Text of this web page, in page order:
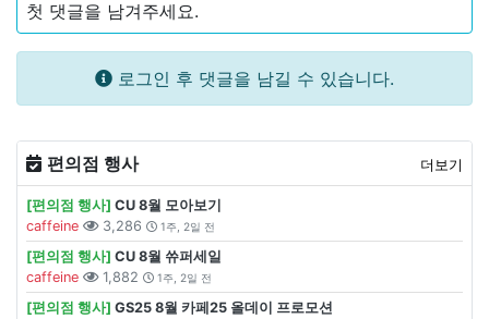
첫 댓글을 남겨주세요.
로그인 후 댓글을 남길 수 있습니다.
편의점 행사 더보기
[편의점 행사] CU 8월 모아보기
caffeine
3,286 1주, 2일 전
[편의점 행사] CU 8월 쓔퍼세일
caffeine
1,882 1주, 2일 전
[편의점 행사] GS25 8월 카페25 올데이 프로모션